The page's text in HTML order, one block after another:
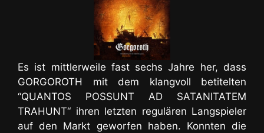
Es ist mittlerweile fast sechs Jahre her, dass
GORGOROTH mit dem klangvoll betitelten
“QUANTOS POSSUNT AD SATANITATEM
TRAHUNT“ ihren letzten regulären Langspieler
auf den Markt geworfen haben. Konnten die